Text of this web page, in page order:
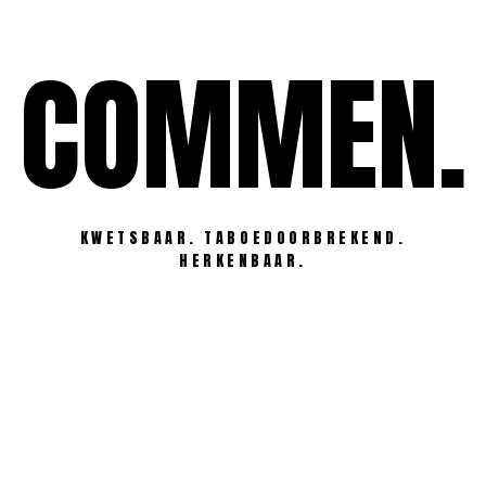
inhoudCOMMEN.
KWETSBAAR. TABOEDOORBREKEND.
HERKENBAAR.